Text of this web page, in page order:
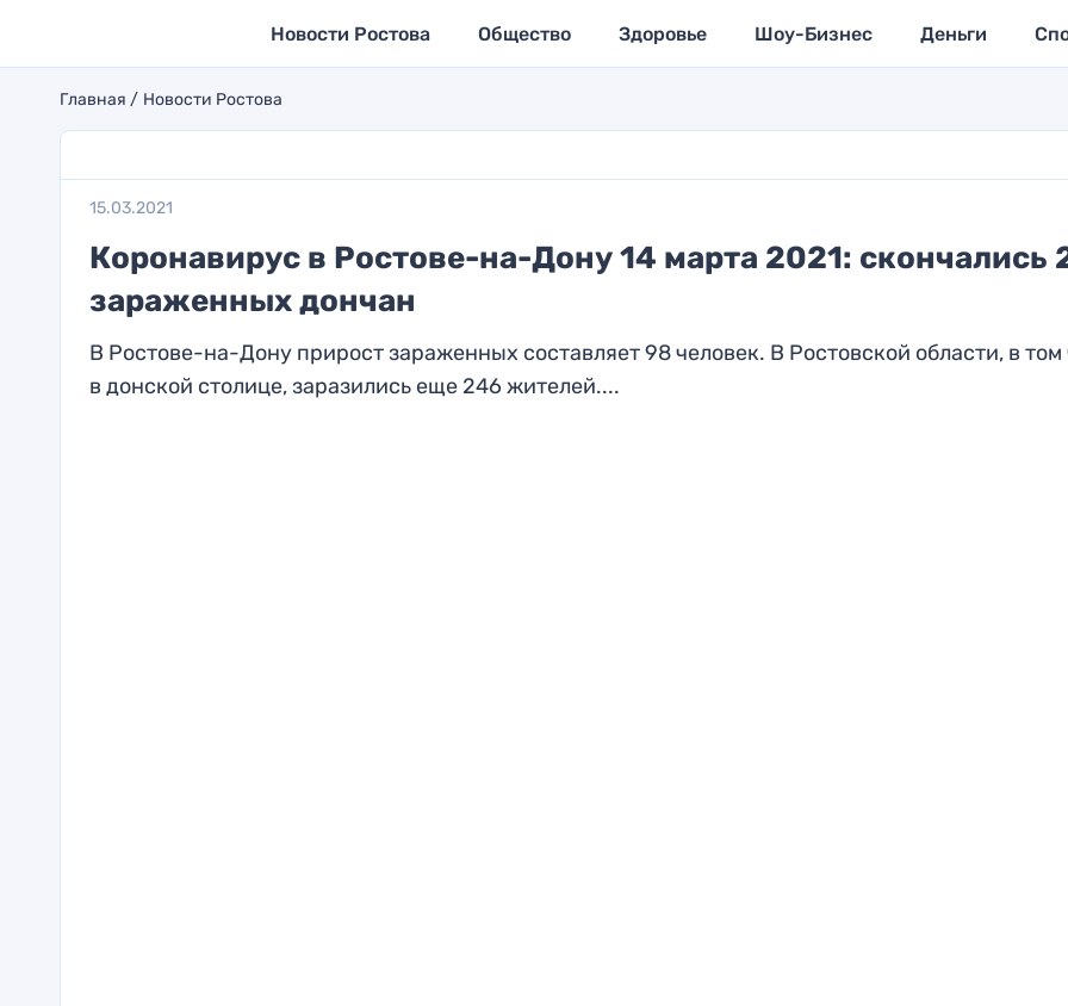
Новости Ростова Общество Здоровье Шоу-Бизнес Деньги
Главная Новости Ростова
15.03.2021
Коронавирус в Ростове-на-Дону 14 марта 2021: скончались
зараженных дончан
В Ростове-на-Дону прирост зараженных составляет 98 человек. В Ростовской области, в том
в донской столице, заразились еще 246 жителей....